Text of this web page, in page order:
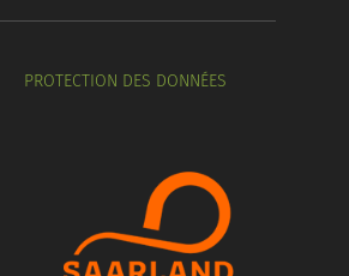
PROTECTION DES DONNÉES